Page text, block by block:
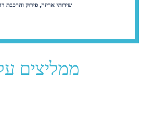
שירותי אריזה, פירוק והרכבת
ממליצים